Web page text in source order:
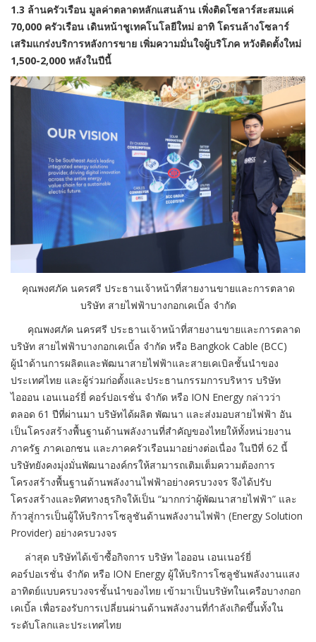
1.3 ล้านครัวเรือน มูลค่าตลาดหลักแสนล้าน เพิ่งติดโซลาร์สะสมแค่
70,000 ครัวเรือน เดินหน้าชูเทคโนโลยีใหม่ อาทิ โดรนล้างโซลาร์
เสริมแกร่งบริการหลังการขาย เพิ่มความมั่นใจผู้บริโภค หวังติดตั้งใหม่
1,500-2,000 หลังในปีนี้
คุณพงศภัค นครศรี ประธานเจ้าหน้าที่สายงานขายและการตลาด
บริษัท สายไฟฟ้าบางกอกเคเบิ้ล จำกัด
คุณพงศภัค นครศรี ประธานเจ้าหน้าที่สายงานขายและการตลาด
บริษัท สายไฟฟ้าบางกอกเคเบิ้ล จำกัด หรือ Bangkok Cable (BCC)
ผู้นำด้านการผลิตและพัฒนาสายไฟฟ้าและสายเคเบิลชั้นนำของ
ประเทศไทย และผู้ร่วมก่อตั้งและประธานกรรมการบริหาร บริษัท
ไอออน เอนเนอร์ยี่ คอร์ปอเรชั่น จำกัด หรือ ION Energy กล่าวว่า
ตลอด 61 ปีที่ผ่านมา บริษัทได้ผลิต พัฒนา และส่งมอบสายไฟฟ้า อัน
เป็นโครงสร้างพื้นฐานด้านพลังงานที่สำคัญของไทยให้ทั้งหน่วยงาน
ภาครัฐ ภาคเอกชน และภาคครัวเรือนมาอย่างต่อเนื่อง ในปีที่ 62 นี้
บริษัทยังคงมุ่งมั่นพัฒนาองค์กรให้สามารถเติมเต็มความต้องการ
โครงสร้างพื้นฐานด้านพลังงานไฟฟ้าอย่างครบวงจร จึงได้ปรับ
โครงสร้างและทิศทางธุรกิจให้เป็น “มากกว่าผู้พัฒนาสายไฟฟ้า” และ
ก้าวสู่การเป็นผู้ให้บริการโซลูชันด้านพลังงานไฟฟ้า (Energy Solution
Provider) อย่างครบวงจร
ล่าสุด บริษัทได้เข้าซื้อกิจการ บริษัท ไอออน เอนเนอร์ยี่
คอร์ปอเรชั่น จำกัด หรือ ION Energy ผู้ให้บริการโซลูชันพลังงานแสง
อาทิตย์แบบครบวงจรชั้นนำของไทย เข้ามาเป็นบริษัทในเครือบางกอก
เคเบิ้ล เพื่อรองรับการเปลี่ยนผ่านด้านพลังงานที่กำลังเกิดขึ้นทั้งใน
ระดับโลกและประเทศไทย